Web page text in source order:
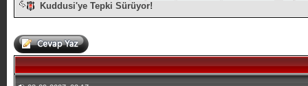
Kuddusi'ye Tepki Sürüyor!